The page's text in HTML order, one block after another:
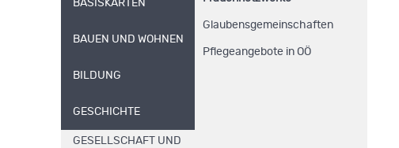
BASISKARTEN
BAUEN UND WOHNEN
BILDUNG
GESCHICHTE
GESELLSCHAFT UND
Glaubensgemeinschaften
Pflegeangebote in OÖ